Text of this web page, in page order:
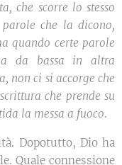
che scorre lo stesso
che la dicono,
quando certe parole
da bassa in altra
non ci si accorge che
che prende su
la messa a fuoco.
Dopotutto, Dio ha
Quale connessione